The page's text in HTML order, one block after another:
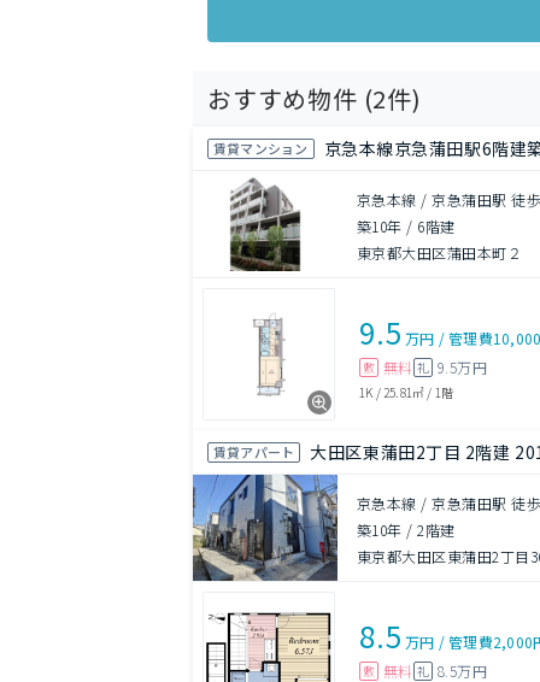
おすすめ物件 (2件)
賃貸マンション 京急本線京急蒲田駅6階建
京急本線 / 京急蒲田駅 徒
築10年 / 6階建
東京都大田区蒲田本町２
9.5 万円 /管理費
敷 無料 礼 9.5万円
1K / 25.81㎡ / 1階
賃貸アパート 大田区東蒲田2丁目 2階建
京急本線 / 京急蒲田駅 徒
築10年 /2階建
東京都大田区東蒲田2丁目
8.5 万円 /管理費2,000
敷 無料 礼 8.5万円